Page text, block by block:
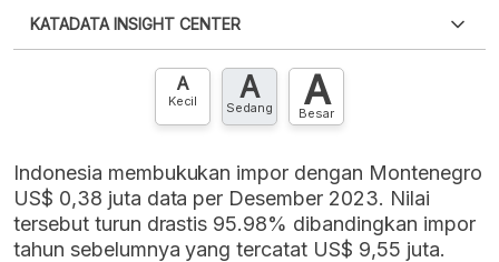
XLS
punya akun?Silakan Daftar sekarang
KATADATA INSIGHT CENTER
Hubungi sekarang »
A
Kecil A
Sedang A
Besar
Indonesia membukukan impor dengan Montenegro
US$ 0,38 juta data per Desember 2023. Nilai
tersebut turun drastis 95.98% dibandingkan impor
tahun sebelumnya yang tercatat US$ 9,55 juta.